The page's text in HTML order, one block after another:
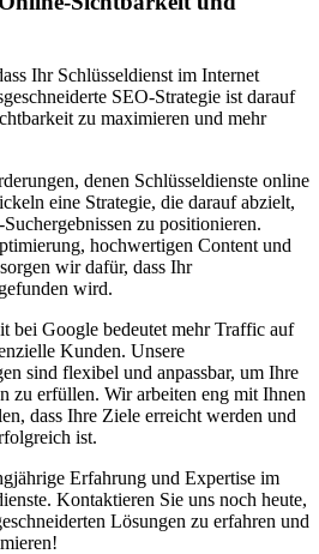
Ihr Schlüsseldienst im Internet
SEO-Strategie ist darauf
zu maximieren und mehr
denen Schlüsseldienste online
eine Strategie, die darauf abzielt,
zu positionieren.
hochwertigen Content und
wir dafür, dass Ihr
wird.
bei Google bedeutet mehr Traffic auf
Kunden. Unsere
sind flexibel und anpassbar, um Ihre
zu erfüllen. Wir arbeiten eng mit Ihnen
dass Ihre Ziele erreicht werden und
ist.
Erfahrung und Expertise im
Kontaktieren Sie uns noch heute,
Lösungen zu erfahren und